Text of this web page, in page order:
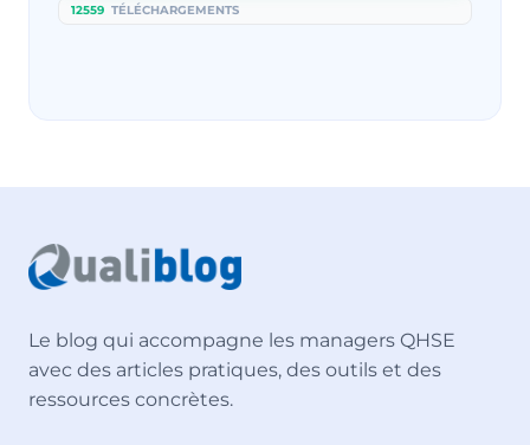
12559 TÉLÉCHARGEMENTS
Le blog qui accompagne les managers QHSE
avec des articles pratiques, des outils et des
ressources concrètes.